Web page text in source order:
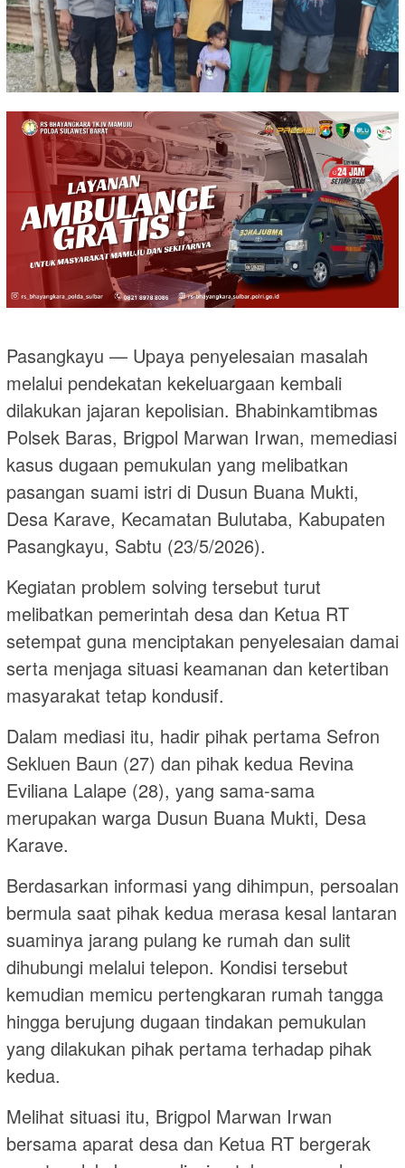
Pasangkayu — Upaya penyelesaian masalah
melalui pendekatan kekeluargaan kembali
dilakukan jajaran kepolisian. Bhabinkamtibmas
Polsek Baras, Brigpol Marwan Irwan, memediasi
kasus dugaan pemukulan yang melibatkan
pasangan suami istri di Dusun Buana Mukti,
Desa Karave, Kecamatan Bulutaba, Kabupaten
Pasangkayu, Sabtu (23/5/2026).
Kegiatan problem solving tersebut turut
melibatkan pemerintah desa dan Ketua RT
setempat guna menciptakan penyelesaian damai
serta menjaga situasi keamanan dan ketertiban
masyarakat tetap kondusif.
Dalam mediasi itu, hadir pihak pertama Sefron
Sekluen Baun (27) dan pihak kedua Revina
Eviliana Lalape (28), yang sama-sama
merupakan warga Dusun Buana Mukti, Desa
Karave.
Berdasarkan informasi yang dihimpun, persoalan
bermula saat pihak kedua merasa kesal lantaran
suaminya jarang pulang ke rumah dan sulit
dihubungi melalui telepon. Kondisi tersebut
kemudian memicu pertengkaran rumah tangga
hingga berujung dugaan tindakan pemukulan
yang dilakukan pihak pertama terhadap pihak
kedua.
Melihat situasi itu, Brigpol Marwan Irwan
bersama aparat desa dan Ketua RT bergerak